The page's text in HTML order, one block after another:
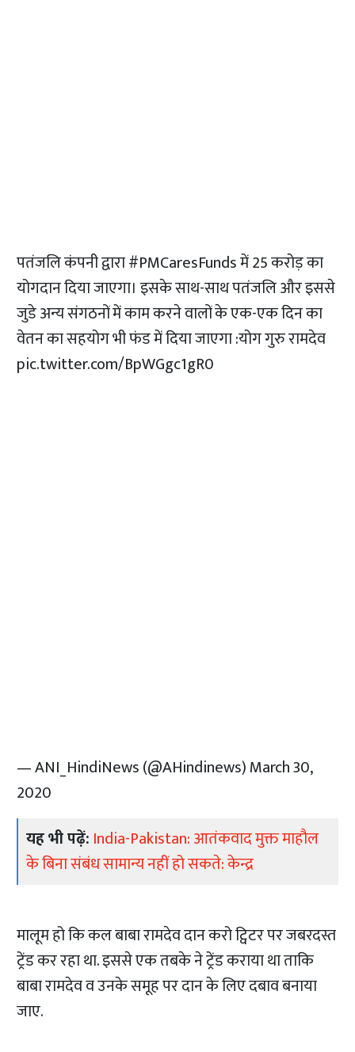
पतंजलि कंपनी द्वारा#PMCaresFundsमें 25 करोड़ का
योगदान दिया जाएगा। इसके साथ-साथ पतंजलि और इससे
जुडे अन्य संगठनों में काम करने वालों के एक-एक दिन का
वेतन का सहयोग भी फंड में दिया जाएगा :योग गुरु रामदेव
pic.twitter.com/BpWGgc1gR0
— ANI_HindiNews (@AHindinews)March 30,
2020
यह भी पढ़ें: India-Pakistan: आतंकवाद मुक्त माहौल
के बिना संबंध सामान्य नहीं हो सकते: केन्द्र
मालूम हो कि कल बाबा रामदेव दान करो ट्विटर पर जबरदस्त
ट्रेंड कर रहा था. इससे एक तबके ने ट्रेंड कराया था ताकि
बाबा रामदेव व उनके समूह पर दान के लिए दबाव बनाया
जाए.